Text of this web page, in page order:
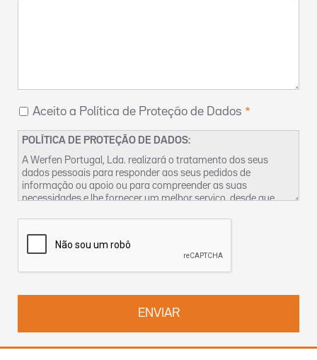
Aceito a Política de Proteção de Dados
POLÍTICA DE PROTEÇÃO DE DADOS:
A Werfen Portugal, Lda. realizará o tratamento dos seus
dados pessoais para responder aos seus pedidos de
informação ou apoio ou para compreender as suas
necessidades e lhe fornecer um melhor serviço, desde que
dados e sobre como exercer os seus direitos na nossa
de Privacidade. Pode também contactar-nos pelo